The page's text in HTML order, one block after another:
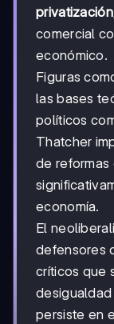
privatización
comercial
económico.
Figuras
las bases
políticos
Thatcher
de reformas
economía.
El
defensores
críticos que
persiste en